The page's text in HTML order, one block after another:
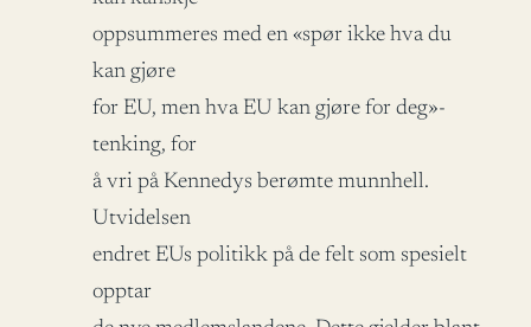
oppsummeres med en «spør ikke hva du
kan gjøre
for EU, men hva EU kan gjøre for deg»-
tenking, for
å vri på Kennedys berømte munnhell.
Utvidelsen
endret EUs politikk på de felt som spesielt
opptar